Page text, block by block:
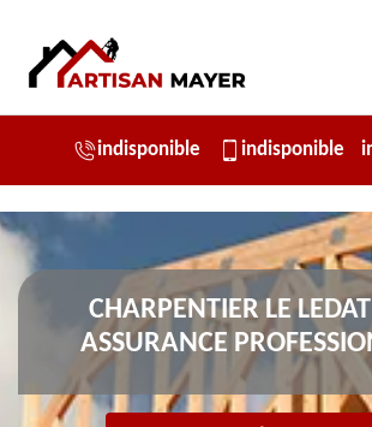
indisponible indisponible
CHARPENTIER LE
ASSURANCE